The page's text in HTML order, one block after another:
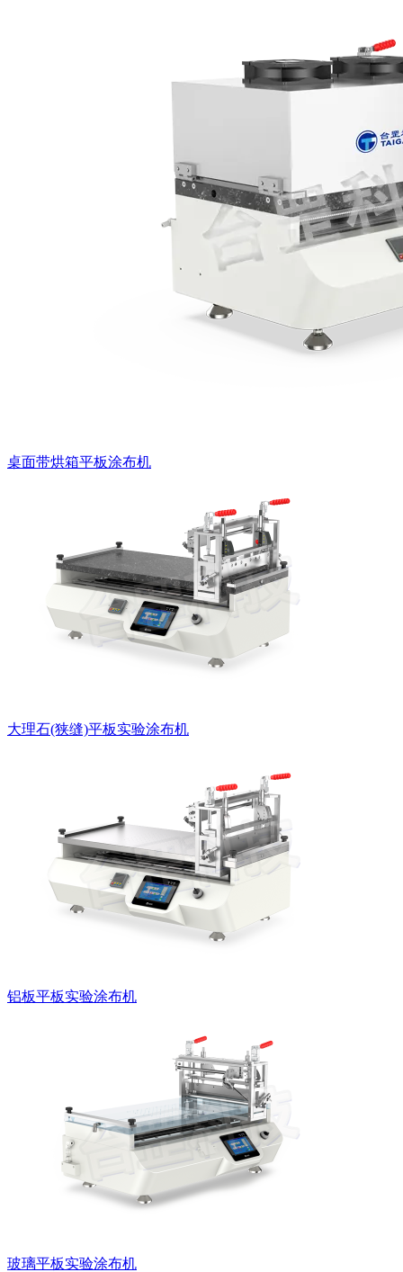
桌面带烘箱平板涂布机
大理石(狭缝)平板实验涂布机
铝板平板实验涂布机
玻璃平板实验涂布机